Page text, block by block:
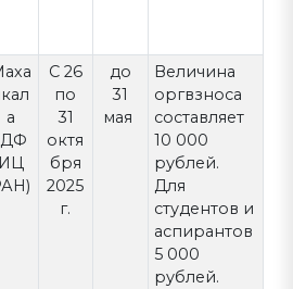
а
ИЦ
С 26
по
31
октя
бря
2025
г.
до
31
мая
Величина
оргвзноса
составляет
10 000
рублей.
Для
студентов и
аспирантов
5 000
рублей.